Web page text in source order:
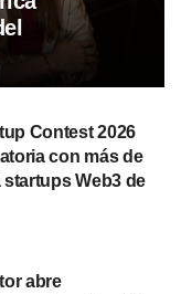
Contest 2026
con más de
startups Web3 de
abre